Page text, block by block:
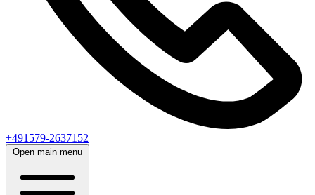
+491579-2637152
Open main menu